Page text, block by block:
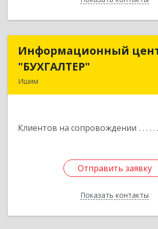
Информационный
"БУХГАЛТЕР"
Ишим
Клиентов на сопровождении
Отправить заявку
Показать контакты
Отправить заявку
Назад